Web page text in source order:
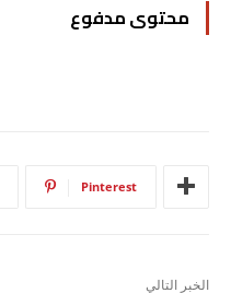
محتوى مدفوع
Pinterest
الخبر التالي